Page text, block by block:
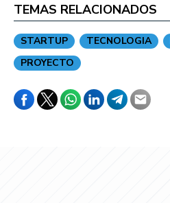
TEMAS RELACIONADOS
STARTUP TECNOLOGIA
PROYECTO